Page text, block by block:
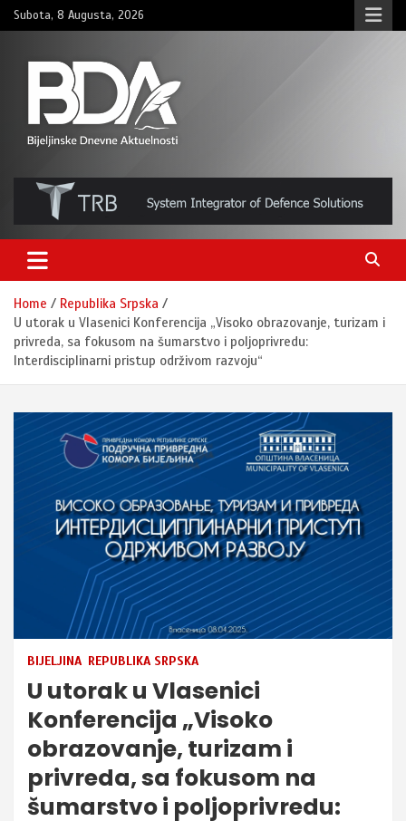
Skip
to
Subota, 8 Augusta, 2026
BNDAN.com
Home
Republika Srpska
U utorak u Vlasenici Konferencija „Visoko obrazovanje, turizam i
privreda, sa fokusom na šumarstvo i poljoprivredu:
Interdisciplinarni pristup održivom razvoju“
BIJELJINA REPUBLIKA SRPSKA
U utorak u Vlasenici
Konferencija „Visoko
obrazovanje, turizam i
privreda, sa fokusom na
šumarstvo i poljoprivredu: